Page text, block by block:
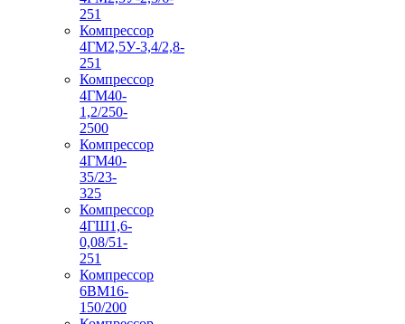
251
Компрессор
4ГМ2,5У-3,4/2,8-
251
Компрессор
4ГМ40-
1,2/250-
2500
Компрессор
4ГМ40-
35/23-
325
Компрессор
4ГШ1,6-
0,08/51-
251
Компрессор
6ВМ16-
150/200